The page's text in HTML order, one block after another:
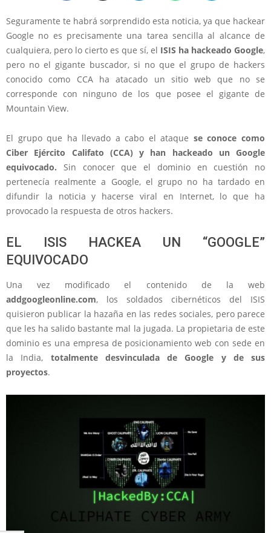
Seguramente te habrá sorprendido esta noticia, ya que hackear
Google no es precisamente una tarea sencilla al alcance de
cualquiera, pero lo cierto es que sí, el ISIS ha hackeado Google,
pero no el gigante buscador, si no que el grupo de hackers
conocido como CCA ha atacado un sitio web que no se
corresponde con ninguno de los que posee el gigante de
Mountain View.
El grupo que ha llevado a cabo el ataque se conoce como
Ciber Ejército Califato (CCA) y han hackeado un Google
equivocado. Sin conocer que el dominio en cuestión no
pertenecía realmente a Google, el grupo no ha tardado en
difundir la noticia y hacerse viral en Internet, lo que ha
provocado la respuesta de otros hackers.
EL ISIS HACKEA UN “GOOGLE”
EQUIVOCADO
Una vez modificado el contenido de la web
addgoogleonline.com, los soldados cibernéticos del ISIS
quisieron publicar la hazaña en las redes sociales, pero parece
que les ha salido bastante mal la jugada. La propietaria de este
dominio es una empresa de posicionamiento web con sede en
la India, totalmente desvinculada de Google y de sus
proyectos.